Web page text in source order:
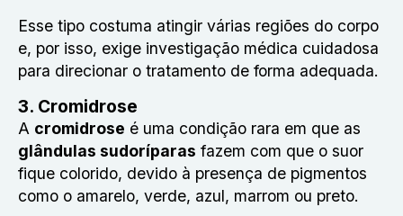
Esse tipo costuma atingir várias regiões do corpo
e, por isso, exige investigação médica cuidadosa
para direcionar o tratamento de forma adequada.
3. Cromidrose
A cromidrose é uma condição rara em que as
glândulas sudoríparas fazem com que o suor
fique colorido, devido à presença de pigmentos
como o amarelo, verde, azul, marrom ou preto.